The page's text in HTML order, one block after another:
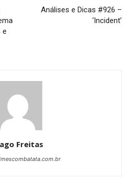
e
Análises e Dicas #926 –
‘Incident’
Freitas